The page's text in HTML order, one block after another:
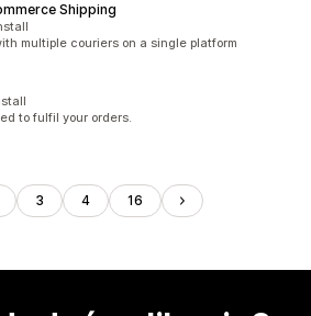
Shipping
3
multiple couriers on a single platform
1
to fulfil your orders.
3 4 16